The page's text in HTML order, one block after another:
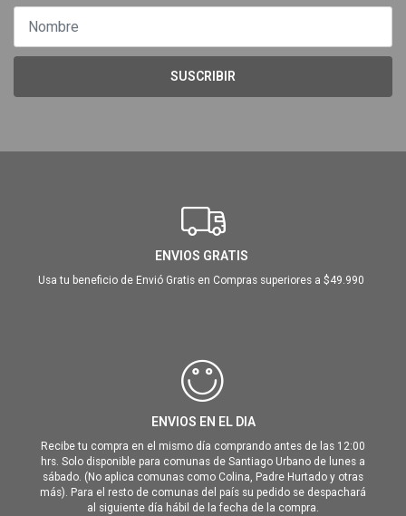
SUSCRIBIR
ENVIOS GRATIS
Usa tu beneficio de Envió Gratis en Compras superiores a $49.990
ENVIOS EN EL DIA
Recibe tu compra en el mismo día comprando antes de las 12:00
hrs. Solo disponible para comunas de Santiago Urbano de lunes a
sábado. (No aplica comunas como Colina, Padre Hurtado y otras
más). Para el resto de comunas del país su pedido se despachará
al siguiente día hábil de la fecha de la compra.